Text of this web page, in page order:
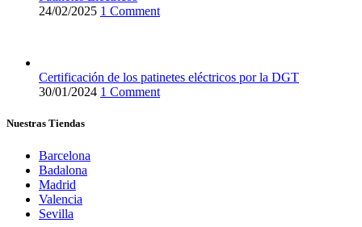
24/02/2025 1 Comment
Certificación de los patinetes eléctricos por la DGT
30/01/2024 1 Comment
Nuestras Tiendas
Barcelona
Badalona
Madrid
Valencia
Sevilla